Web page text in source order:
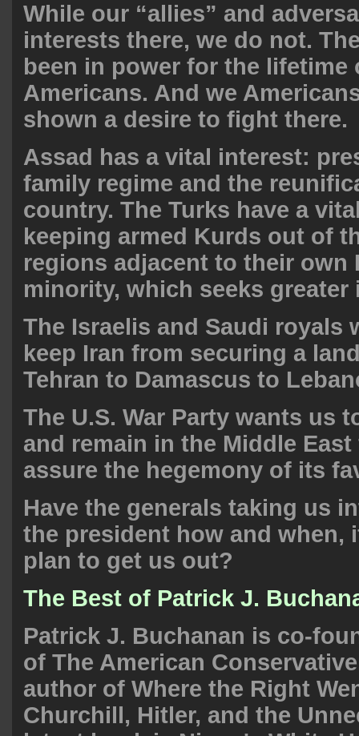
While our “allies” and
interests there, we do not.
been in power for the lifetime
Americans. And we
shown a desire to fight there.
Assad has a vital interest:
family regime and the
country. The Turks have a
keeping armed Kurds out of
regions adjacent to their own
minority, which seeks greater
The Israelis and Saudi royals
keep Iran from securing a
Tehran to Damascus to
The U.S. War Party wants us
and remain in the Middle
assure the hegemony of its
Have the generals taking us
the president how and when,
plan to get us out?
The Best of Patrick J.
Patrick J. Buchanan is co-
of The American Conservative
author of Where the Right
Churchill, Hitler, and the